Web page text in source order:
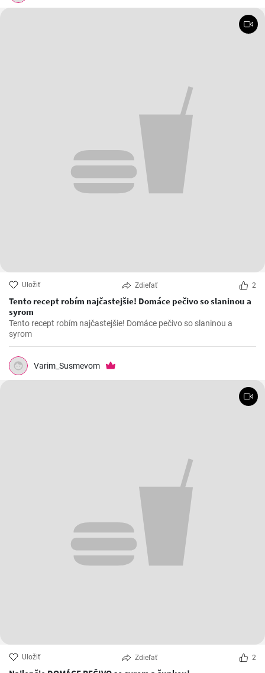
Uložiť Zdieľať 2
Tento recept robím najčastejšie! Domáce pečivo so slaninou a
syrom
Tento recept robím najčastejšie! Domáce pečivo so slaninou a
syrom
Varim_Susmevom
Uložiť Zdieľať 2